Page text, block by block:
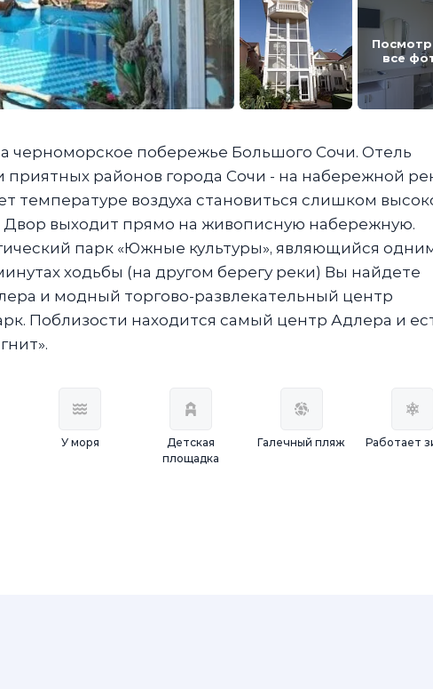
все
черноморское побережье Большого Сочи. Отель
районов города Сочи - на набережной
температуре воздуха становиться слишком
Двор выходит прямо на живописную набережную.
парк «Южные культуры», являющийся
ходьбы (на другом берегу реки) Вы найдете
и модный торгово-развлекательный центр
Поблизости находится самый центр Адлера и
У моря
Детская
площадка
Галечный пляж Работает